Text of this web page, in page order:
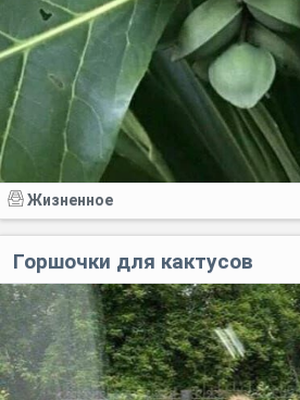
Жизненное
Горшочки для кактусов